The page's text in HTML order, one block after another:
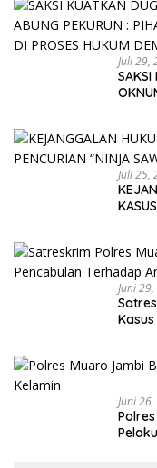
Juli 29,
SAKSI
Juli 25,
Juni
Juni